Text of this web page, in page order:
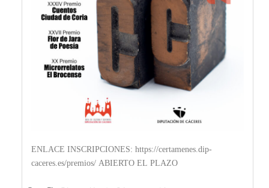
ENLACE INSCRIPCIONES: https://certamenes.dip-
caceres.es/premios/ ABIERTO EL PLAZO